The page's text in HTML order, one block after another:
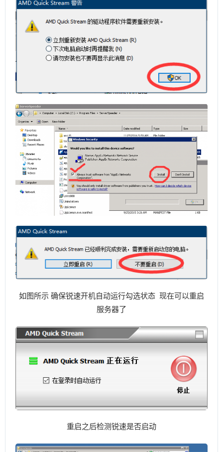
如图所示 确保锐速开机自动运行勾选状态 现在可以重启
服务器了
重启之后检测锐速是否启动